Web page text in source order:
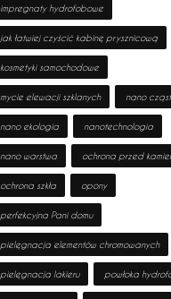
impregnaty hydrofobowe
jak łatwiej czyścić kabinę prysznicową
kosmetyki samochodowe
mycie elewacji szklanych nano
nano ekologia nanotechnologia
nano warstwa ochrona przed
ochrona szkła opony
perfekcyjna Pani domu
pielęgnacja elementów chromowanych
pielęgnacja lakieru powłoka